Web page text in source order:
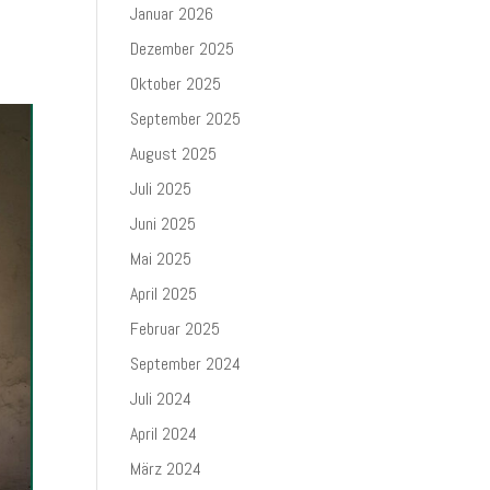
Januar 2026
Dezember 2025
Oktober 2025
September 2025
August 2025
Juli 2025
Juni 2025
Mai 2025
April 2025
Februar 2025
September 2024
Juli 2024
April 2024
März 2024